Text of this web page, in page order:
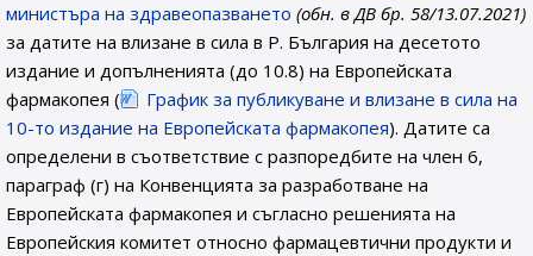
министъра на здравеопазването (обн. в ДВ бр. 58/13.07.2021)
за датите на влизане в сила в Р. България на десетото
издание и допълненията (до 10.8) на Европейската
фармакопея (
График за публикуване и влизане в сила на
10-то издание на Европейската фармакопея). Датите са
определени в съответствие с разпоредбите на член 6,
параграф (г) на Конвенцията за разработване на
Европейската фармакопея и съгласно решенията на
Европейския комитет относно фармацевтични продукти и